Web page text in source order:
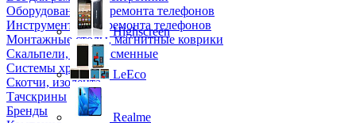
Оборудование для ремонта телефонов
Инструменты для ремонта телефонов
Монтажные столы, магнитные коврики
Скальпели, лезвия сменные
Системы хранения
Скотчи, изолента
Тачскрины
Бренды
Highscreen
LeEco
Realme